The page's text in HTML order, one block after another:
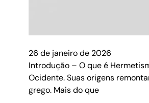
26 de janeiro de 2026
Introdução – O que é
Ocidente. Suas origens
grego. Mais do que